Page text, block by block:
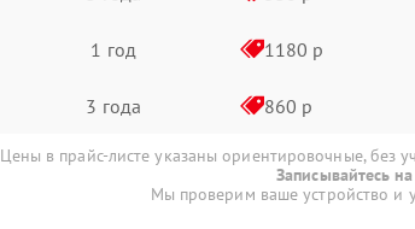
1 год 1180 р
3 года 860 р
Цены в прайс-листе указаны ориентировочные, без
Записывайтесь
Мы проверим ваше устройство и